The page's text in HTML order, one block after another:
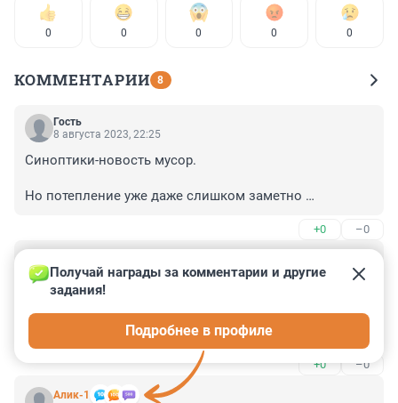
0 0 0 0 0
КОММЕНТАРИИ 8
Гость
8 августа 2023, 22:25
Синоптики-новость мусор.
Но потепление уже даже слишком заметно
+0 –0
8 августа 2023, 16:14
Отдыхал в Прибалтике.
Было прохладно ;)
+0 –0
Алик-1
Получай награды за комментарии и другие
задания!
Подробнее в профиле